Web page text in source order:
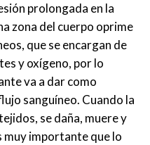
prolongada en la
zona del cuerpo oprime
que se encargan de
y oxígeno, por lo
va a dar como
sanguíneo. Cuando la
se daña, muere y
muy importante que lo